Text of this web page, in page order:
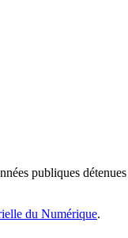
publiques
du Numérique.